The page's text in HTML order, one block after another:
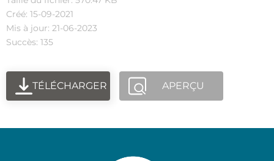
Créé: 15-09-2021
Mis à jour: 21-06-2023
Succès: 135
TÉLÉCHARGER APERÇU